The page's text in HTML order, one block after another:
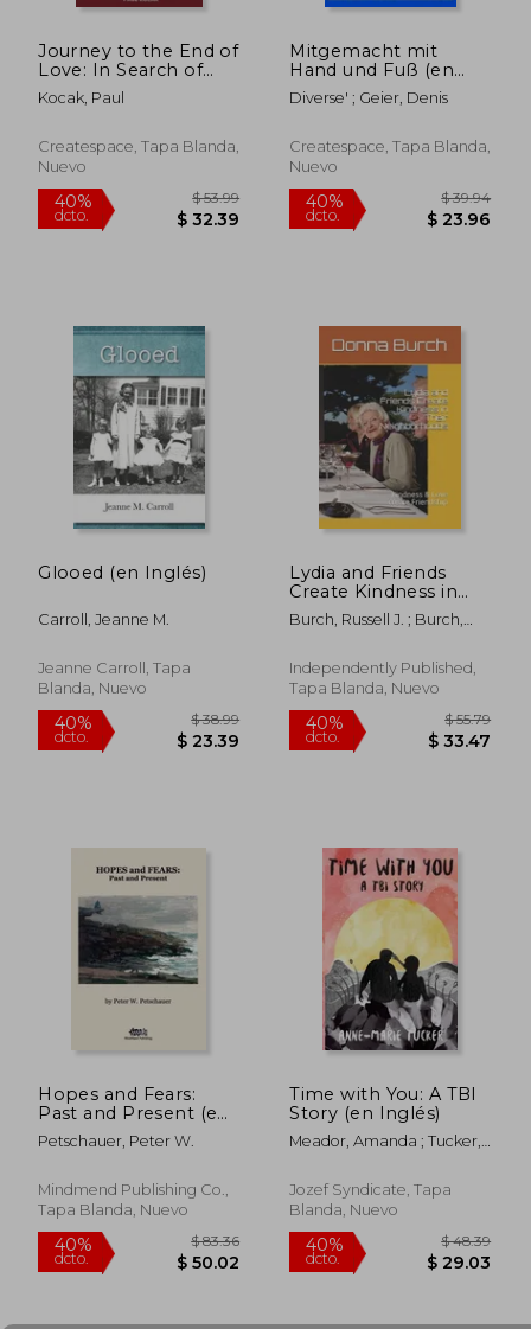
40% 40%
40%
dcto.
Journey to the End of
Love: In Search of
Leonard Cohen --
And My Self (en
Kocak, Paul
Createspace, Tapa Blanda,
Nuevo
dcto. $ 32.39
Mitgemacht mit
Hand und Fuß (en
Alemán)
Diverse' ; Geier, Denis
Createspace, Tapa Blanda,
Nuevo
dcto.
Glooed (en Inglés)
Carroll, Jeanne M.
Jeanne Carroll, Tapa
Blanda, Nuevo
Lydia and Friends
Create Kindness in
Their Neighborhoods:
Kindness & Love
Inglés)
Burch, Russell J. ; Burch,
Independently Published,
Tapa Blanda, Nuevo
Hopes and Fears:
Past and Present (en
Inglés)
Petschauer, Peter W.
Mindmend Publishing Co.,
Tapa Blanda, Nuevo
Time with You: A TBI
Story (en Inglés)
Meador, Amanda ; Tucker,
Jozef Syndicate, Tapa
Blanda, Nuevo